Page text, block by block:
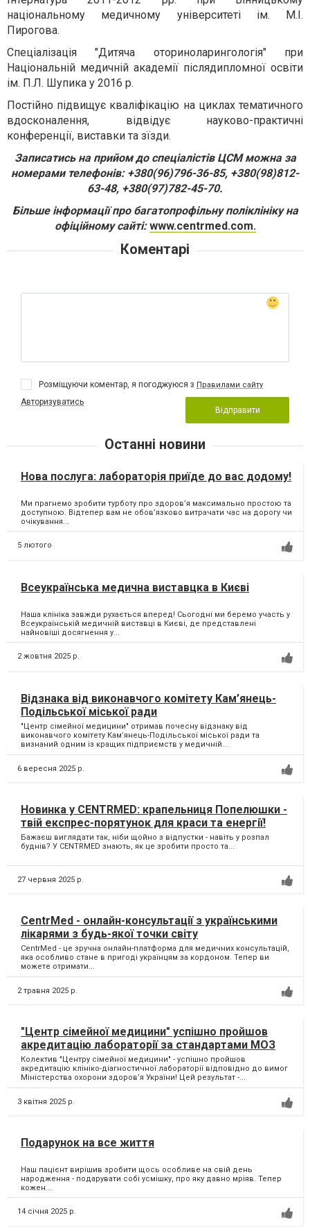
національному медичному університеті ім. М.І.
Пирогова.
Спеціалізація "Дитяча оториноларингологія" при
Національній медичній академії післядипломної освіти
ім. П.Л. Шупика у 2016 р.
Постійно підвищує кваліфікацію на циклах тематичного
вдосконалення, відвідує науково-практичні
конференції, виставки та зїзди.
Записатись на прийом до спеціалістів ЦСМ можна за
номерами телефонів: +380(96)796-36-85, +380(98)812-
63-48, +380(97)782-45-70.
Більше інформації про багатопрофільну поліклініку на
офіційному сайті:www.centrmed.com.
Коментарі
Розміщуючи коментар, я погоджуюся з Правилами сайту
Авторизуватись
Відправити
Останні новини
Нова послуга: лабораторія приїде до вас додому!
Ми прагнемо зробити турботу про здоров’я максимально простою та
доступною. Відтепер вам не обов’язково витрачати час на дорогу чи
очікування...
5 лютого
Всеукраїнська медична виставцка в Києві
Наша клініка завжди рухається вперед! Сьогодні ми беремо участь у
Всеукраїнській медичній виставці в Києві, де представлені
найновіші досягнення у...
2 жовтня 2025 р.
Відзнака від виконавчого комітету Кам’янець-
Подільської міської ради
"Центр сімейної медицини" отримав почесну відзнаку від
виконавчого комітету Кам’янець-Подільської міської ради та
визнаний одним із кращих підприємств у медичній...
6 вересня 2025 р.
Новинка у CENTRMED: крапельниця Попелюшки -
твій експрес-порятунок для краси та енергії!
Бажаєш виглядати так, ніби щойно з відпустки - навіть у розпал
буднів? У CENTRMED знають, як це зробити просто та...
27 червня 2025 р.
CentrMed - онлайн-консультації з українськими
лікарями з будь-якої точки світу
CentrMed - це зручна онлайн-платформа для медичних консультацій,
яка особливо стане в пригоді українцям за кордоном. Тепер ви
можете отримати...
2 травня 2025 р.
"Центр сімейної медицини" успішно пройшов
акредитацію лабораторії за стандартами МОЗ
Колектив "Центру сімейної медицини" - успішно пройшов
акредитацію клініко-діагностичної лабораторії відповідно до вимог
Міністерства охорони здоров’я України! Цей результат -...
3 квітня 2025 р.
Подарунок на все життя
Наш пацієнт вирішив зробити щось особливе на свій день
народження - подарувати собі усмішку, про яку давно мріяв. Тепер
кожен...
14 січня 2025 р.